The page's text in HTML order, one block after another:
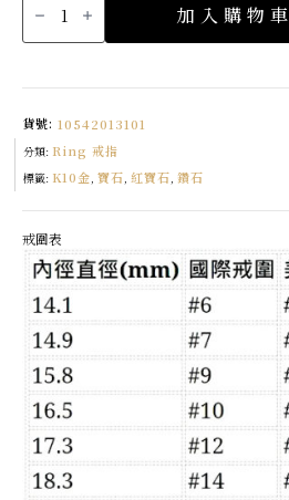
Winter
Lace
絲
石
數
加入購物車
貨號: 10542013101
分類: Ring 戒指
標籤: K10金, 寶石, 紅寶石, 鑽石
戒圍表